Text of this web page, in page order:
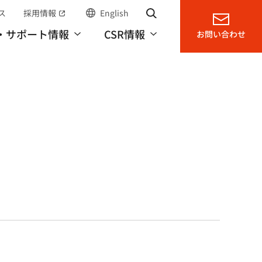
お問い合わせ
サポート情報 CSR情報
採用情報 （別窓で開く）
English サイト内検索